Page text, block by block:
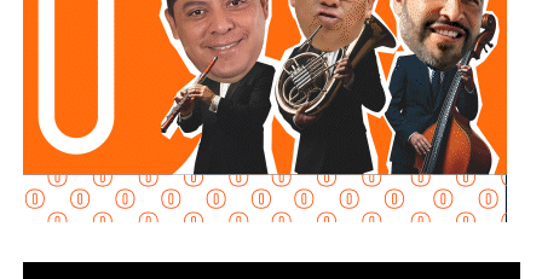
“Son acuerdos voluntarios que nos permiten ordenar el
mercado (…) quien comercializa gasolina, diésel, la
canasta PACIC, el jitomate, acuerda este esquema que nos
permite disminuir los precios. Es un esfuerzo muy